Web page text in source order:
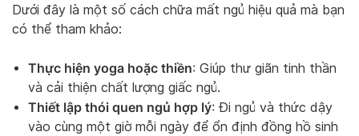
Dưới đây là một số cách chữa mất ngủ hiệu quả mà bạn
có thể tham khảo:
Thực hiện yoga hoặc thiền: Giúp thư giãn tinh thần
và cải thiện chất lượng giấc ngủ.
Thiết lập thói quen ngủ hợp lý: Đi ngủ và thức dậy
vào cùng một giờ mỗi ngày để ổn định đồng hồ sinh